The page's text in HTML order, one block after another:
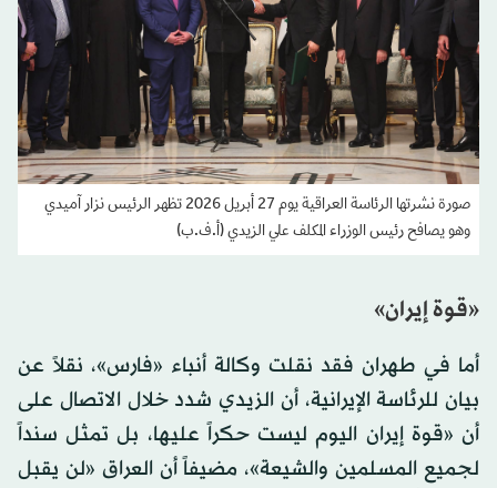
صورة نشرتها الرئاسة العراقية يوم 27 أبريل 2026 تظهر الرئيس نزار آميدي
وهو يصافح رئيس الوزراء المكلف علي الزيدي (أ.ف.ب)
«قوة إيران»
أما في طهران فقد نقلت وكالة أنباء «فارس»، نقلاً عن
بيان للرئاسة الإيرانية، أن الزيدي شدد خلال الاتصال على
أن «قوة إيران اليوم ليست حكراً عليها، بل تمثل سنداً
لجميع المسلمين والشيعة»، مضيفاً أن العراق «لن يقبل